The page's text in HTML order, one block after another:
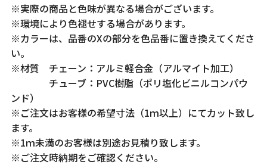
※実際の商品と色味が異なる場合がございます。
※環境により色褪せする場合があります。
※カラーは、品番のXの部分を色品番に置き換えてくださ
い。
※材質 チェーン：アルミ軽合金（アルマイト加工）
チューブ：PVC樹脂（ポリ塩化ビニルコンパウ
ンド）
※ご注文はお客様の希望寸法（1ｍ以上）にてカット致し
ます。
※1ｍ未満のお客様は別途お見積り致します。
※ご注文時納期をご確認ください。